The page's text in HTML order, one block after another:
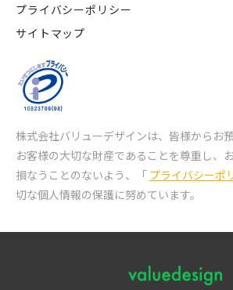
プライバシーポリシー
サイトマップ
株式会社バリューデザインは、皆様からお
お客様の大切な財産であることを尊重し、
損なうことのないよう、「 プライバシーポ
切な個人情報の保護に努めています。